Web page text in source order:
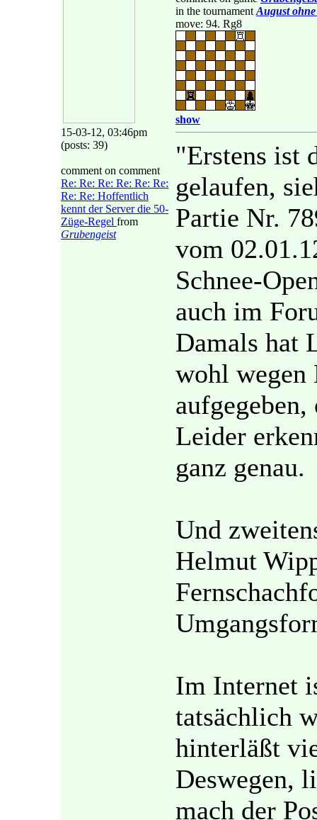
15-03-12, 03:46pm
(posts: 39)
comment on comment
Re: Re: Re: Re: Re: Re:
Re: Re: Hoffentlich
kennt der Server die 50-
Züge-Regel from
Grubengeist
in the tournament August
move: 94. Rg8
show
"Erstens ist
gelaufen,
Partie Nr.
vom
Schnee-
auch im
Damals hat
wohl wegen
Leider
ganz genau.
Und
Helmut
Im Internet
tatsächlich
hinterläßt
Deswegen,
mach der